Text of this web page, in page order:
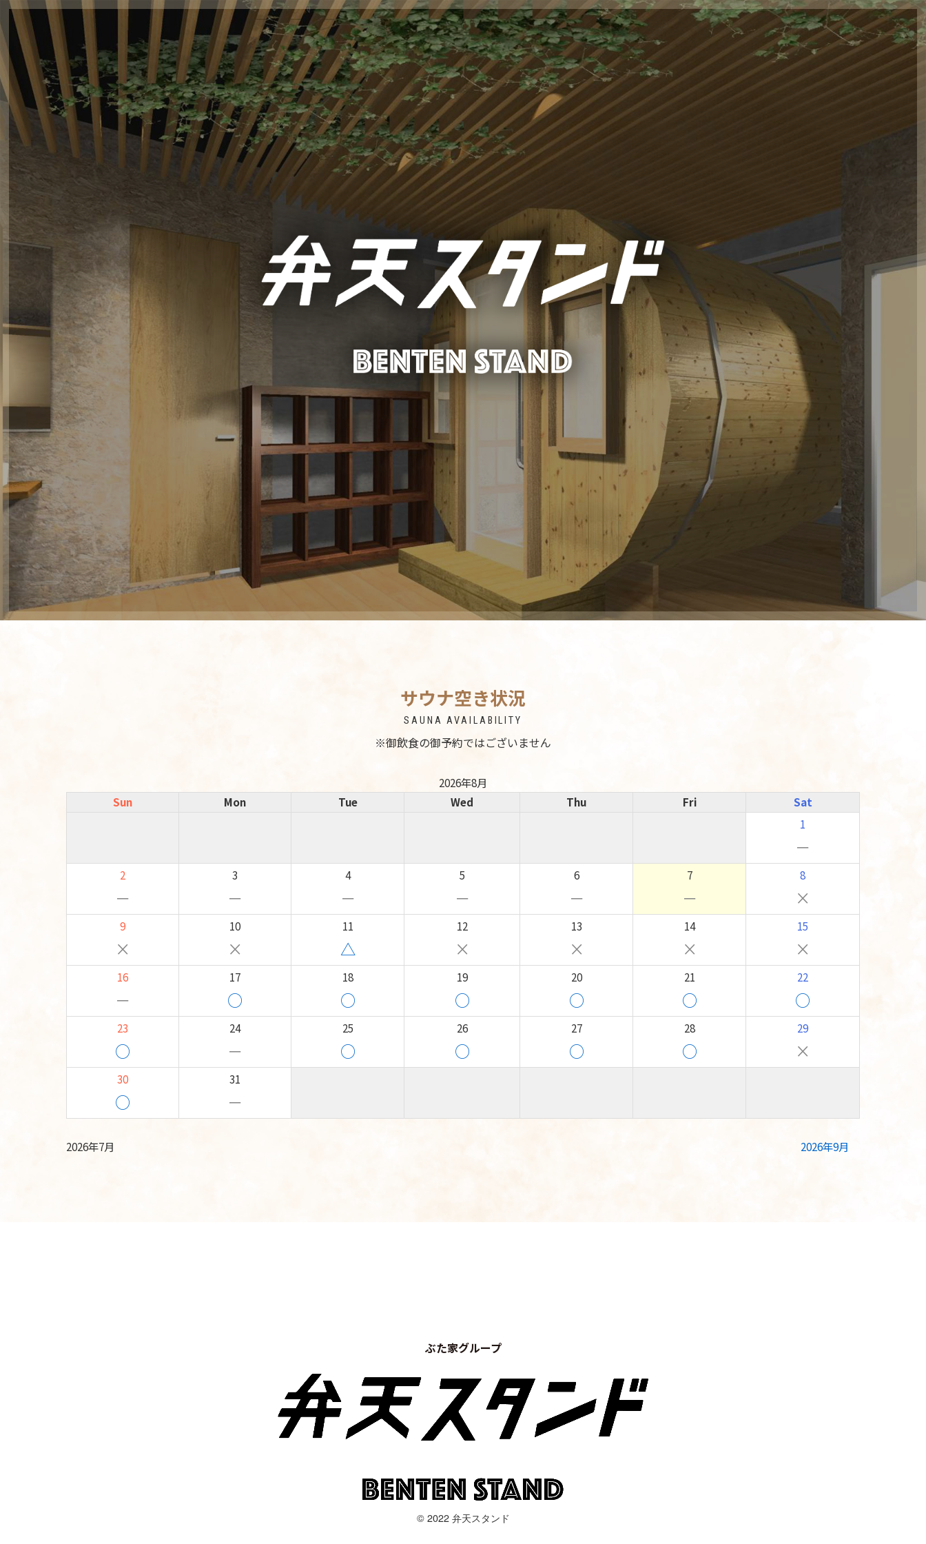
サウナ空き状況
SAUNA AVAILABILITY
※御飲食の御予約ではございません
2026年8月
Sun
Mon Tue Wed Thu Fri
Sat
1
－
2
－
3
－
4
－
5
－
6
－
7
－
8
×
9
×
10
×
11
△
12
×
13
×
14
×
15
×
16
－
17
○
18
○
19
○
20
○
21
○
22
○
23
○
24
－
25
○
26
○
27
○
28
○
29
×
30
○
31
－
2026年7月 2026年9月
ぶた家グループ
© 2022 弁天スタンド